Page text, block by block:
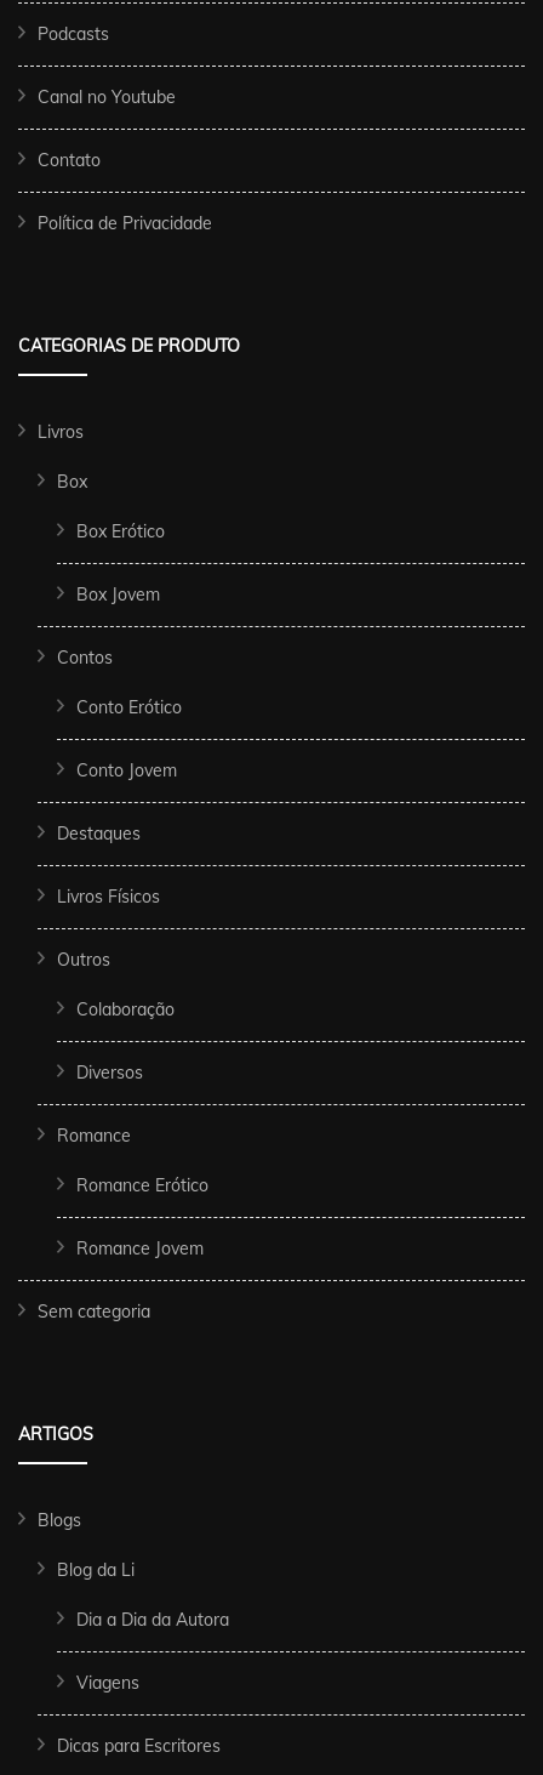
Podcasts
Canal no Youtube
Contato
Política de Privacidade
CATEGORIAS DE PRODUTO
Livros
Box
Box Erótico
Box Jovem
Contos
Conto Erótico
Conto Jovem
Destaques
Livros Físicos
Outros
Colaboração
Diversos
Romance
Romance Erótico
Romance Jovem
Sem categoria
ARTIGOS
Blogs
Blog da Li
Dia a Dia da Autora
Viagens
Dicas para Escritores